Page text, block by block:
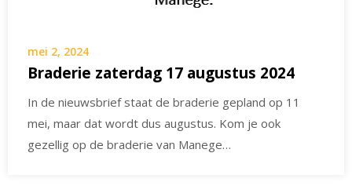
mei 2, 2024
Braderie zaterdag 17 augustus 2024
In de nieuwsbrief staat de braderie gepland op 11
mei, maar dat wordt dus augustus. Kom je ook
gezellig op de braderie van Manege…